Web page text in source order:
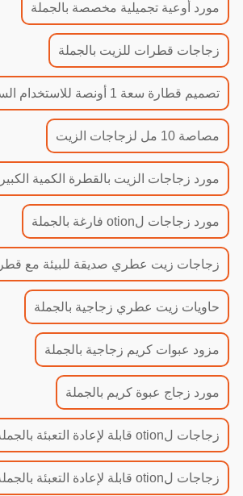
مورد أوعية تجميلية مخصصة بالجملة
زجاجات قطرات للزيت بالجملة
تصميم قطارة سعة 1 أونصة للاستخدام السهل
مصاصة 10 مل لزجاجات الزيت
مورد زجاجات الزيت بالقطرة الكمية
مورد زجاجات لotion فارغة بالجملة
زجاجات زيت عطري صديقة للبيئة مع
حاويات زيت عطري زجاجية بالجملة
مزود عبوات كريم زجاجية بالجملة
مورد زجاج عبوة كريم بالجملة
زجاجات لotion قابلة لإعادة التعبئة بالجملة
زجاجات لotion قابلة لإعادة التعبئة بالجملة